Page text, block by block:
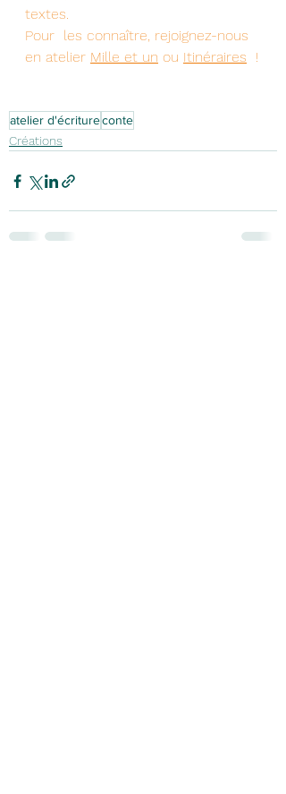
textes.
Pour  les connaître, rejoignez-nous
en atelier Mille et un ou Itinéraires
  !
atelier d'écritureconte
Créations